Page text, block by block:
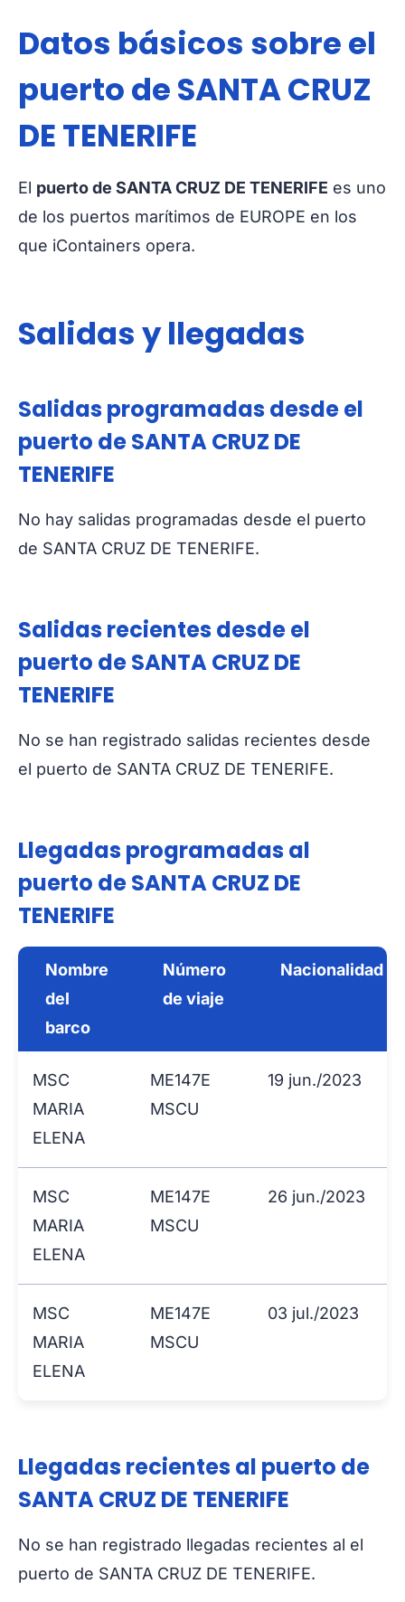
Datos básicos sobre el
puerto de SANTA CRUZ
DE TENERIFE
El puerto de SANTA CRUZ DE TENERIFE es uno
de los puertos marítimos de EUROPE en los
que iContainers opera.
Salidas y llegadas
Salidas programadas desde el
puerto de SANTA CRUZ DE
TENERIFE
No hay salidas programadas desde el puerto
de SANTA CRUZ DE TENERIFE.
Salidas recientes desde el
puerto de SANTA CRUZ DE
TENERIFE
No se han registrado salidas recientes desde
el puerto de SANTA CRUZ DE TENERIFE.
Llegadas programadas al
puerto de SANTA CRUZ DE
TENERIFE
Nombre
del
barco
Número
de viaje
Nacionalidad
MSC
MARIA
ELENA
ME147E
MSCU
19 jun./2023
MSC
MARIA
ELENA
ME147E
MSCU
26 jun./2023
MSC
MARIA
ELENA
ME147E
MSCU
03 jul./2023
Llegadas recientes al puerto de
SANTA CRUZ DE TENERIFE
No se han registrado llegadas recientes al el
puerto de SANTA CRUZ DE TENERIFE.